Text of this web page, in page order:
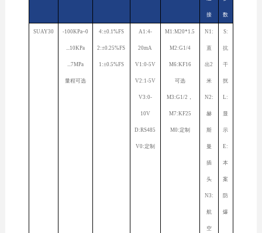
接 数
SUAY30 -100KPa~0
...10KPa
...7MPa
量程可选
4:±0.1%FS
2:±0.25%FS
1:±0.5%FS
A1:4-
20mA
V1:0-5V
V2:1-5V
V3:0-
10V
D:RS485
V0:定制
M1:M20*1.5
M2:G1/4
M6:KF16
可选
M3:G1/2，
M7:KF25
M0:定制
N1:
直
出2
米
N2:
赫
斯
曼
插
头
N3:
航
空
S:
抗
干
扰
L:
显
示
E:
本
案
防
爆